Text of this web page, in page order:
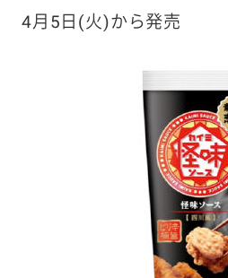
4月5日(火)から発売